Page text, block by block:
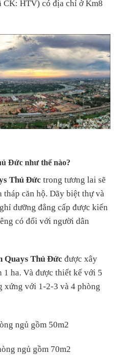
CK: HTV) có địa chỉ ở Km8
Đức như thế nào?
Thủ Đức trong tương lai sẽ
căn hộ. Dãy biệt thự và
dưỡng đẳng cấp được kiến
có đối với người dân
Quays Thủ Đức được xây
ha. Và được thiết kế với 5
xứng với 1-2-3 và 4 phòng
ngủ gồm 50m2
ngủ gồm 70m2